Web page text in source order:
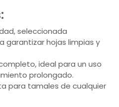
seleccionada
garantizar hojas limpias y
ideal para un uso
prolongado.
para tamales de cualquier